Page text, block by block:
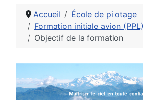
Accueil
École de pilotage
Formation initiale avion (PPL)
Objectif de la formation